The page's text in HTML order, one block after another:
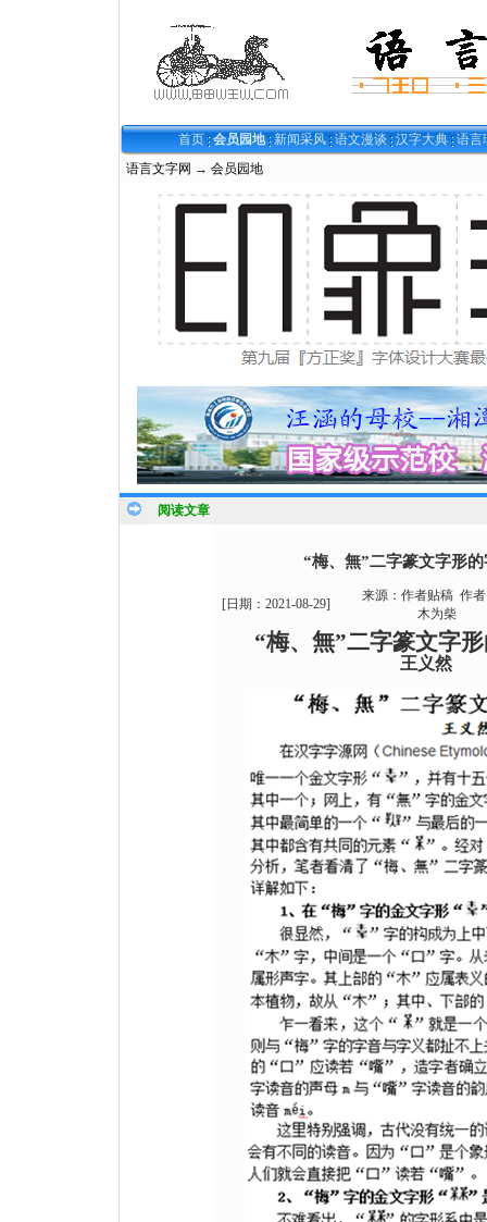
首页 会员园地 新闻采风 语文漫谈 汉字大典 语言
语言文字网 → 会员园地
阅读文章
“梅、無”二字篆文字形
[日期： 2021-08-29]
来源： 作者贴稿 作
木为柴
“梅、無”二字篆文字
王义然